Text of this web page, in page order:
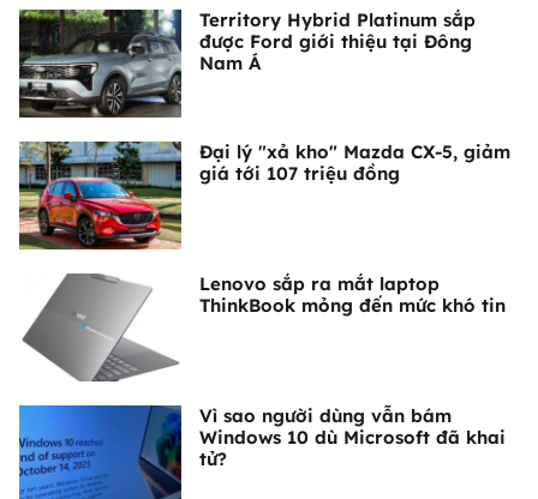
Territory Hybrid Platinum sắp
được Ford giới thiệu tại Đông
Nam Á
Đại lý "xả kho" Mazda CX-5, giảm
giá tới 107 triệu đồng
Lenovo sắp ra mắt laptop
ThinkBook mỏng đến mức khó tin
Vì sao người dùng vẫn bám
Windows 10 dù Microsoft đã khai
tử?